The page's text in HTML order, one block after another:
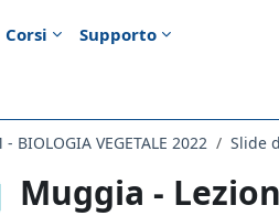
Corsi Supporto
- BIOLOGIA VEGETALE 2022 Slide
Muggia -